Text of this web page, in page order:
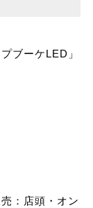
ブーケLED」
：店頭・オン